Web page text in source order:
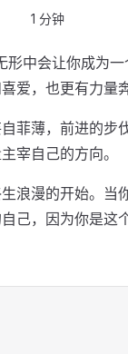
1 分钟
形中会让你成为
爱，也更有力量
菲薄，前进的步
宰自己的方向。
浪漫的开始。当
己，因为你是这